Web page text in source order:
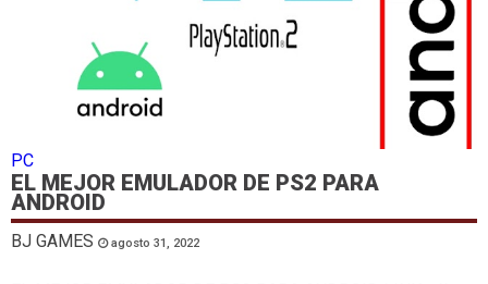
PC
EL MEJOR EMULADOR DE PS2 PARA
ANDROID
BJ GAMES agosto 31, 2022